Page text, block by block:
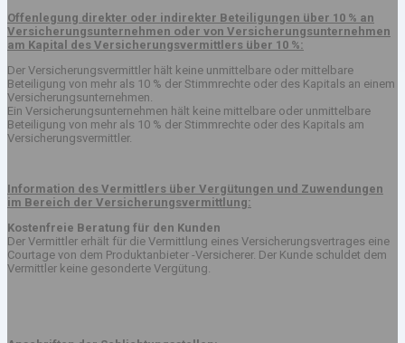
Offenlegung direkter oder indirekter Beteiligungen über 10 % an
Versicherungsunternehmen oder von Versicherungsunternehmen
am Kapital des Versicherungsvermittlers über 10 %:
Der Versicherungsvermittler hält keine unmittelbare oder mittelbare
Beteiligung von mehr als 10 % der Stimmrechte oder des Kapitals an einem
Versicherungsunternehmen.
Ein Versicherungsunternehmen hält keine mittelbare oder unmittelbare
Beteiligung von mehr als 10 % der Stimmrechte oder des Kapitals am
Versicherungsvermittler.
Information des Vermittlers über Vergütungen und Zuwendungen
im Bereich der Versicherungsvermittlung:
Kostenfreie Beratung für den Kunden
Der Vermittler erhält für die Vermittlung eines Versicherungsvertrages eine
Courtage von dem Produktanbieter -Versicherer. Der Kunde schuldet dem
Vermittler keine gesonderte Vergütung.